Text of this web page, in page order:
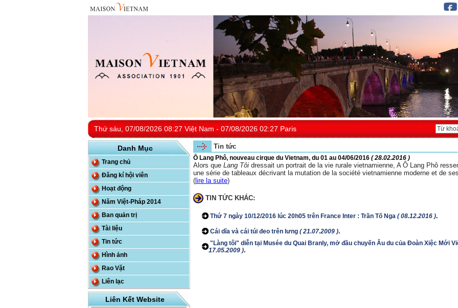
Thứ sáu, 07/08/2026 08:27 Việt Nam - 07/08/2026 02:27 Paris
Danh Mục
Trang chủ
Đăng kí hội viên
Hoạt động
Năm Việt-Pháp 2014
Ban quản trị
Tài liệu
Tin tức
Hình ảnh
Rao Vặt
Liên lạc
Liên Kết Website
Tin tức
Ô Lang Phô, nouveau cirque du Vietnam, du 01 au 04/06/2016 ( 28.02.2016 )
Alors que Lang Tôi dressait un portrait de la vie rurale vietnamienne, A Ô Lang Phô
une série de tableaux décrivant la mutation de la société vietnamienne moderne et de
( lire la suite)
TIN TỨC KHÁC:
Thứ 7 ngày 10/12/2016 lúc 20h05 trên France Inter : Trần Tố Nga ( 08.12.2016 ).
Cái dĩa và cái túi đeo trên lưng ( 21.07.2009 ).
"Làng tôi" diễn tại Musée du Quai Branly, mở đầu chuyến Âu du của Đoàn Xiệc Mới
17.05.2009 ).